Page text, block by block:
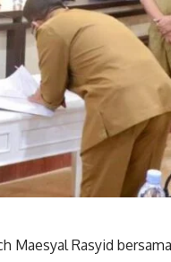
Maesyal Rasyid